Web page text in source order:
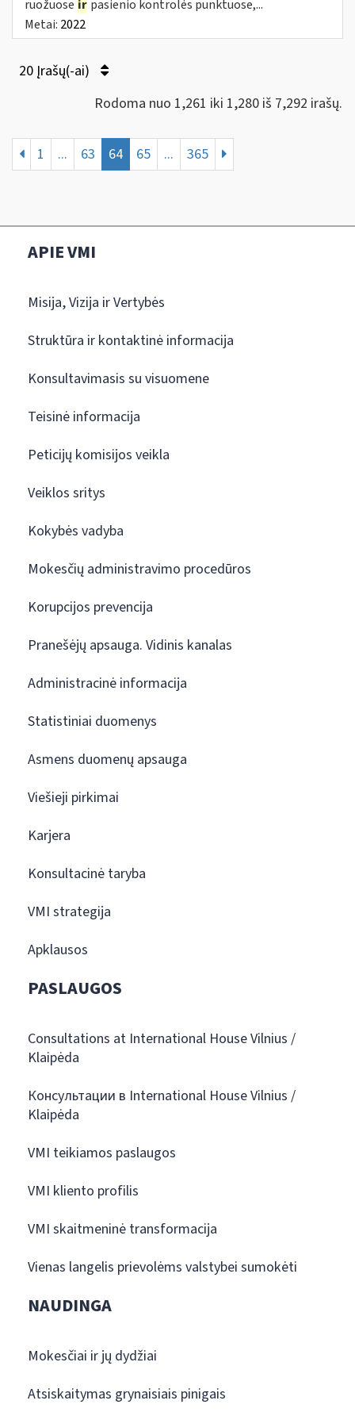
ruožuose ir pasienio kontrolės punktuose,...
Metai: 2022
20 Įrašų(-ai)
Rodoma nuo 1,261 iki 1,280 iš 7,292 irašų.
1 ... 63 64 65 ... 365
APIE VMI
Misija, Vizija ir Vertybės
Struktūra ir kontaktinė informacija
Konsultavimasis su visuomene
Teisinė informacija
Peticijų komisijos veikla
Veiklos sritys
Kokybės vadyba
Mokesčių administravimo procedūros
Korupcijos prevencija
Pranešėjų apsauga. Vidinis kanalas
Administracinė informacija
Statistiniai duomenys
Asmens duomenų apsauga
Viešieji pirkimai
Karjera
Konsultacinė taryba
VMI strategija
Apklausos
PASLAUGOS
Consultations at International House Vilnius /
Klaipėda
Консультации в International House Vilnius /
Klaipėda
VMI teikiamos paslaugos
VMI kliento profilis
VMI skaitmeninė transformacija
Vienas langelis prievolėms valstybei sumokėti
NAUDINGA
Mokesčiai ir jų dydžiai
Atsiskaitymas grynaisiais pinigais